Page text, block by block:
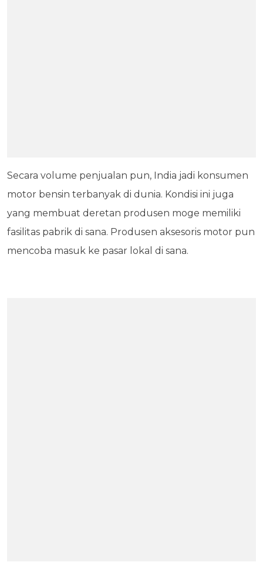
Secara volume penjualan pun, India jadi konsumen
motor bensin terbanyak di dunia. Kondisi ini juga
yang membuat deretan produsen moge memiliki
fasilitas pabrik di sana. Produsen aksesoris motor pun
mencoba masuk ke pasar lokal di sana.